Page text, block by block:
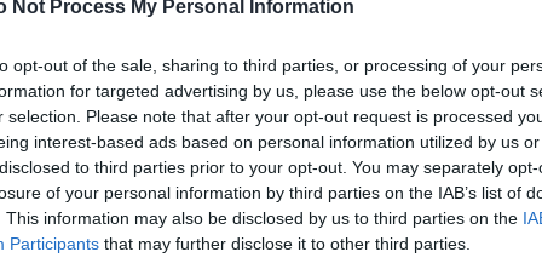
Not Process My Personal Information
opt-out of the sale, sharing to third parties, or processing of your
for targeted advertising by us, please use the below opt-out
selection. Please note that after your opt-out request is processed
interest-based ads based on personal information utilized by us
to third parties prior to your opt-out. You may separately
of your personal information by third parties on the IAB’s list of
This information may also be disclosed by us to third parties on the
Participants that may further disclose it to other third parties.
várandósságot. Apletykákígy hamar elültek,
évek során már nem először láttak napvilágot.
szerint azonban "nagyon is várandós" a sztár,
áll elő a bejelentéssel, mert babonás, és már 40
című internetes oldalnak azt is elárulták, hogy
lesz, és a sztárpár márciusra várja a gyermek
12:56
Nem is